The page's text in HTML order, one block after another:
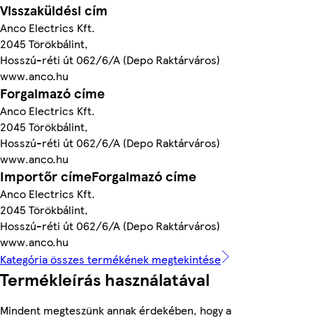
Visszaküldési cím
Anco Electrics Kft.
2045 Törökbálint,
Hosszú-réti út 062/6/A (Depo Raktárváros)
www.anco.hu
Forgalmazó címe
Anco Electrics Kft.
2045 Törökbálint,
Hosszú-réti út 062/6/A (Depo Raktárváros)
www.anco.hu
Importőr címeForgalmazó címe
Anco Electrics Kft.
2045 Törökbálint,
Hosszú-réti út 062/6/A (Depo Raktárváros)
www.anco.hu
Kategória összes termékének megtekintése
Termékleírás használatával
Mindent megteszünk annak érdekében, hogy a